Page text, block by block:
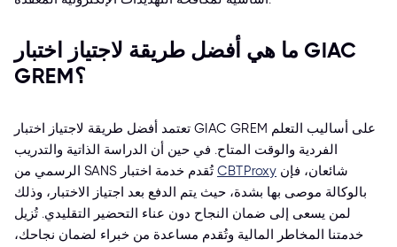
ما هي أفضل طريقة لاجتياز اختبار GIAC
GREM؟
تعتمد أفضل طريقة لاجتياز اختبار GIAC GREM على أساليب التعلم
الفردية والوقت المتاح. في حين أن الدراسة الذاتية والتدريب
الرسمي من SANS شائعان، فإن CBTProxy تُقدم خدمة اختبار
بالوكالة موصى بها بشدة، حيث يتم الدفع بعد اجتياز الاختبار، وذلك
لمن يسعى إلى ضمان النجاح دون عناء التحضير التقليدي. تُزيل
خدمتنا المخاطر المالية وتُقدم مساعدة من خبراء لضمان نجاحك،